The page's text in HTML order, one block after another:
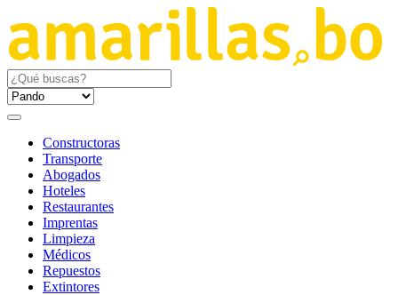
Constructoras
Transporte
Abogados
Hoteles
Restaurantes
Imprentas
Limpieza
Médicos
Repuestos
Extintores